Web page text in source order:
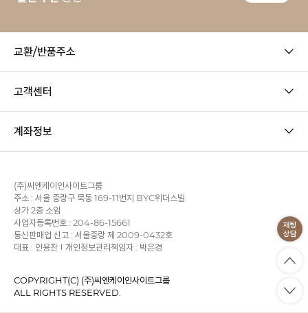
교환/반품주소
고객센터
계좌정보
(주)씨엔케이인사이트그룹
주소 : 서울 중랑구 묵동 169-11번지 BYC위더스빌
상가 2층 소임
사업자등록번호 : 204-86-15661
통신판매업 신고 : 서울중랑 제 2009-0432호
대표 : 안용찬
개인정보관리책임자 : 박은경
COPYRIGHT(C) (주)씨엔케이인사이트그룹
ALL RIGHTS RESERVED.